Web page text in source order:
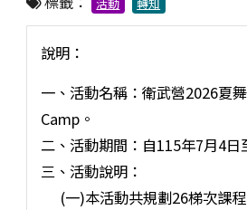
說明：
一、活動名稱：衛武營2026夏
Camp。
二、活動期間：自115年7月4日
三、活動說明：
(一)本活動共規劃26梯次課